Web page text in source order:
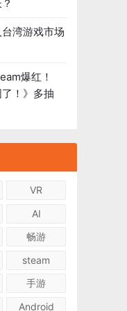
湾游戏市场
爆红！
了！》多抽
VR
AI
畅游
steam
手游
Android